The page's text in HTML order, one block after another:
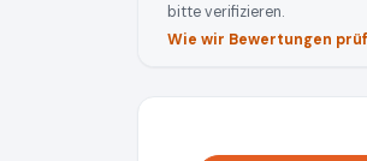
bitte verifizieren.
Wie wir Bewertungen